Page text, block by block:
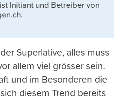
Initiant und Betreiber von
Superlative, alles muss
allem viel grösser sein.
und im Besonderen die
diesem Trend bereits